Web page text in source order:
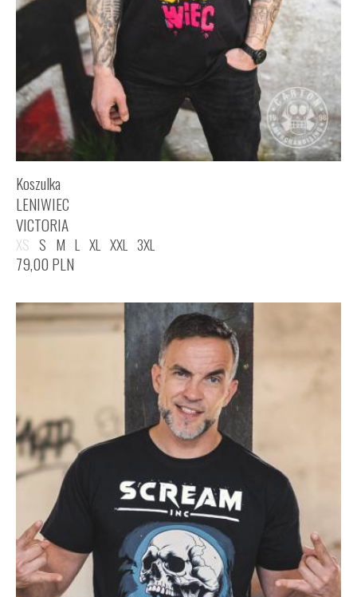
Koszulka
LENIWIEC
VICTORIA
XS S M L XL XXL 3XL
79,00 PLN